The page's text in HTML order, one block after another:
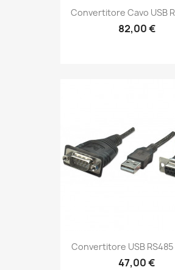
Convertitore Cavo USB
82,00 €
Convertitore USB RS485
47,00 €